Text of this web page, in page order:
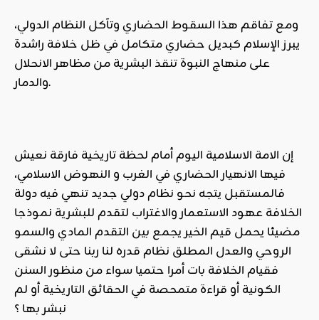
ومع تفاقم هذا السقوط الحضاري وتآكل النظام الدولي،
يبرز الإسلام كبديل حضاري متكامل في ظل خلافة راشدة
على منهاج النبوة تنقذ البشرية من مظاهر الانحلال
والدمار.
إن الامة الاسلامية اليوم أمام لحظة تاريخية فارقة نعيش
فيها الانهيار الحضاري في الغرب و النهوض الاسلامي،
فالمستقبل يتجه نحو نظام دولي جديد تنهي فيه دولة
الخلافة عهود الاستعمار والاغتراب لتقدم للبشرية نموذجا
مضيئا يحمل قيم الخير يجمع بين التقدم المادي والسمو
الروحي والعدل المطلق نظام قدره لنا ربنا حتى لا نشقى
فقيام الخلافة بات أمرا حتميا سواء من منظور السنن
الكونية أو قراءة متمحصة في الحقائق التاريخية أو لم
نبشر بها ؟